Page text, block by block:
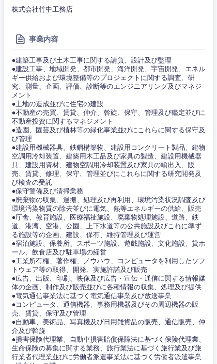
株式会社竹中工務店
事業内容
●建築工事及び土木工事に関する請負、設計及び監理
●建設工事、地域開発、都市開発、海洋開発、宇宙開発、エネル
ギー供給および環境整備等のプロジェクトに関する調査、研
究、測量、企画、評価、診断等のエンジニアリング及びマネジ
メント
●土地の造成並びに住宅の建設
●不動産の売買、賃貸、仲介、斡旋、保守、管理及び鑑定並びに
不動産投資に関するマネジメント
●造園、園芸及び植林等の緑化事業並びにこれらに関する保守及
び管理
●建設用機械器具、鉄鋼構築物、建設用コンクリート製品、建物
空調用冷却装置、建築用木工品及び家具の製造、建設用機械器
具、建設用資材、建物空調用冷却装置及び家具の輸出入、販
売、賃貸、修理、保守、管理並びにこれらに関する研究開発及
び検査の受託
●保守警備及び清掃業務
●廃棄物の収集、運搬、処理及び再利用、環境汚染状況調査及び
環境汚染物質の除去並びに電気、熱等エネルギーの供給、販売
●庁舎、教育施設、医療福祉施設、廃棄物処理施設、道路、鉄
道、港湾、空港、公園、上下水道等の公共施設及びこれに準ず
る施設等の企画、建設、保有、維持管理及び運営
●宿泊施設、保養所、スポーツ施設、遊戯施設、文化施設、貸ホ
ール、飲食店及び駐車場の経営
●工業所有権、著作権、ノウハウ、コンピュータを利用したソフ
トウェア等の取得、開発、実施許諾及び販売
●広告、出版、印刷、映像及び広告・宣伝・通信に関する情報媒
体の企画、制作及び販売並びに各種情報の収集、処理及び提供
●電気通信事業法に基づく電気通信事業及び放送事業
●コンピュータ、通信機器、事務用機器及びその周辺機器の販
売、賃貸、保守及び管理
●自動車、美術品、写真機及び日用雑貨品の販売、通信販売、仲
介及び斡旋
●損害保険代理業、自動車損害賠償保障法に基づく保険代理業、
生命保険の募集に関する業務、旅行業法に基づく旅行業及び旅
行業者代理業並びに労働者派遣事業法に基づく労働者派遣事業
東海地方
岐阜県 静岡県
愛知県 三重県